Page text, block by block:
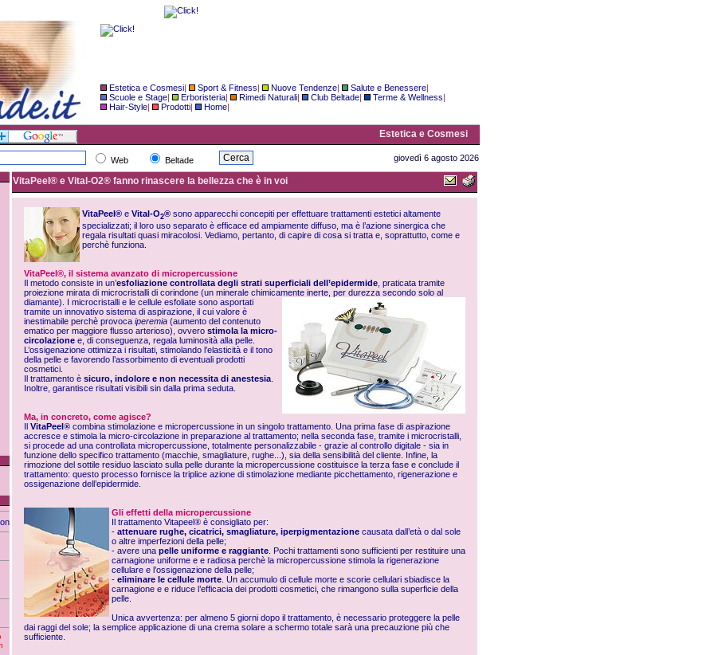
Estetica e Cosmesi| Sport & Fitness| Nuove Tendenze| Salute e Benessere|
Scuole e Stage| Erboristeria| Rimedi Naturali| Club Beltade| Terme & Wellness|
Hair-Style| Prodotti| Home|
Estetica e Cosmesi
Web Beltade giovedì 6 agosto 2026
VitaPeel® e Vital-O2® fanno rinascere la bellezza che è in voi
VitaPeel® e Vital-O2® sono apparecchi concepiti per effettuare trattamenti estetici altamente
specializzati; il loro uso separato è efficace ed ampiamente diffuso, ma è l’azione sinergica che
regala risultati quasi miracolosi. Vediamo, pertanto, di capire di cosa si tratta e, soprattutto, come e
perchè funziona.
VitaPeel®, il sistema avanzato di micropercussione
Il metodo consiste in un’esfoliazione controllata degli strati superficiali dell’epidermide , praticata tramite
proiezione mirata di microcristalli di corindone (un minerale chimicamente inerte, per durezza secondo solo al
diamante). I microcristalli e le cellule esfoliate sono asportati
tramite un innovativo sistema di aspirazione, il cui valore è
inestimabile perchè provoca iperemia (aumento del contenuto
ematico per maggiore flusso arterioso), ovvero stimola la micro-
circolazione e, di conseguenza, regala luminosità alla pelle.
L’ossigenazione ottimizza i risultati, stimolando l’elasticità e il tono
della pelle e favorendo l’assorbimento di eventuali prodotti
cosmetici.
Il trattamento è sicuro, indolore e non necessita di anestesia
Inoltre, garantisce risultati visibili sin dalla prima seduta.
Ma, in concreto, come agisce?
Il VitaPeel® combina stimolazione e micropercussione in un singolo trattamento. Una prima fase di aspirazione
accresce e stimola la micro-circolazione in preparazione al trattamento; nella seconda fase, tramite i microcristalli,
si procede ad una controllata micropercussione, totalmente personalizzabile - grazie al controllo digitale - sia in
funzione dello specifico trattamento (macchie, smagliature, rughe...), sia della sensibilità del cliente. Infine, la
rimozione del sottile residuo lasciato sulla pelle durante la micropercussione costituisce la terza fase e conclude il
trattamento: questo processo fornisce la triplice azione di stimolazione mediante picchettamento, rigenerazione e
ossigenazione dell’epidermide.
Gli effetti della micropercussione
Il trattamento Vitapeel® è consigliato per:
- attenuare rughe, cicatrici, smagliature, iperpigmentazione causata dall’età o dal sole
o altre imperfezioni della pelle;
- avere una pelle uniforme e raggiante . Pochi trattamenti sono sufficienti per restituire una
carnagione uniforme e e radiosa perchè la micropercussione stimola la rigenerazione
cellulare e l’ossigenazione della pelle;
- eliminare le cellule morte . Un accumulo di cellule morte e scorie cellulari sbiadisce la
carnagione e e riduce l’efficacia dei prodotti cosmetici, che rimangono sulla superficie della
pelle.
Unica avvertenza: per almeno 5 giorni dopo il trattamento, è necessario proteggere la pelle
dai raggi del sole; la semplice applicazione di una crema solare a schermo totale sarà una precauzione più che
sufficiente.